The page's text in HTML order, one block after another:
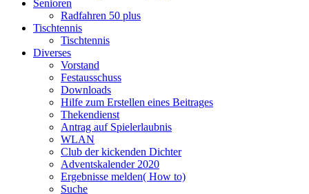
Senioren
Radfahren 50 plus
Tischtennis
Tischtennis
Diverses
Vorstand
Festausschuss
Downloads
Hilfe zum Erstellen eines Beitrages
Thekendienst
Antrag auf Spielerlaubnis
WLAN
Club der kickenden Dichter
Adventskalender 2020
Ergebnisse melden( How to)
Suche